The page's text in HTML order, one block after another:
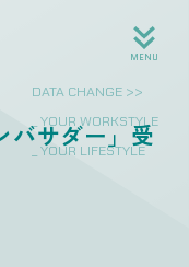
MENU
バサダー」受
DATA CHANGE >>
_ YOUR WORKSTYLE
_ YOUR LIFESTYLE